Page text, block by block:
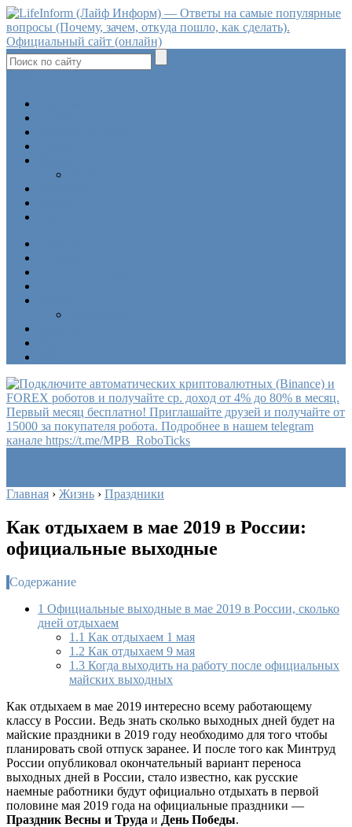
Главная › Жизнь › Праздники
Как отдыхаем в мае 2019 в России:
официальные выходные
Содержание
1 Официальные выходные в мае 2019 в России, сколько
дней отдыхаем
1.1 Как отдыхаем 1 мая
1.2 Как отдыхаем 9 мая
1.3 Когда выходить на работу после официальных
майских выходных
Как отдыхаем в мае 2019 интересно всему работающему
классу в России. Ведь знать сколько выходных дней будет на
майские праздники в 2019 году необходимо для того чтобы
планировать свой отпуск заранее. И после того как Минтруд
России опубликовал окончательный вариант переноса
выходных дней в России, стало известно, как русские
наемные работники будут официально отдыхать в первой
половине мая 2019 года на официальные праздники —
Праздник Весны и Труда и День Победы.